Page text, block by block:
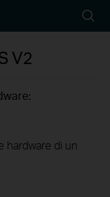
icon
V2
hardware di un